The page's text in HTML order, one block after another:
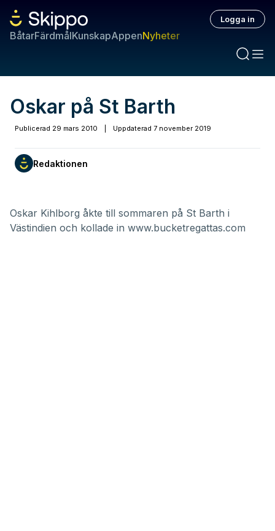
BåtarFärdmålKunskapAppenNyheter
Logga in
Oskar på St Barth
Publicerad 29 mars 2010 Uppdaterad 7 november 2019
Redaktionen
Oskar Kihlborg åkte till sommaren på St Barth i
Västindien och kollade in www.bucketregattas.com